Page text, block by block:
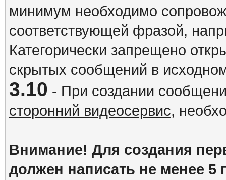
минимум необходимо
соответствующей фразой,
Категорически запрещено
скрытых сообщений в
3.10 - При создании
сторонний видеосервис,
Внимание! Для создания
должен написать не менее